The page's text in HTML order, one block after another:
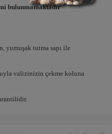
bulunmamaktadır
yumuşak tutma sapı ile
valizinizin çekme koluna